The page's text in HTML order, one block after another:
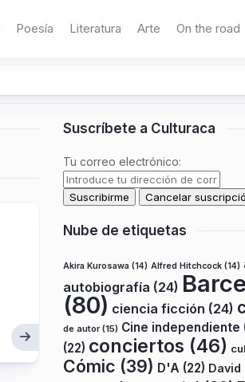
Poesía Literatura Arte On the road
Suscríbete a Culturaca
Tu correo electrónico:
Nube de etiquetas
Akira Kurosawa (14) Alfred Hitchcock (14)
autobiografía (24)
(80) ciencia ficción (24)
de autor(15) Cine independiente
(22) conciertos (46)
Cómic (39) D'A (22) David